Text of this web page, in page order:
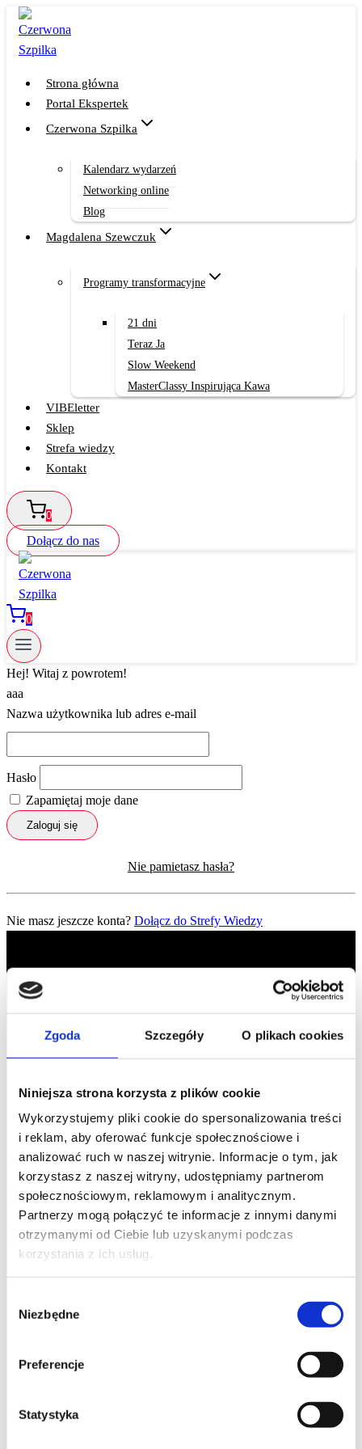
Zgoda Szczegóły O plikach cookies
Niniejsza strona korzysta z plików cookie
Wykorzystujemy pliki cookie do spersonalizowania treści
i reklam, aby oferować funkcje społecznościowe i
analizować ruch w naszej witrynie. Informacje o tym, jak
korzystasz z naszej witryny, udostępniamy partnerom
społecznościowym, reklamowym i analitycznym.
Partnerzy mogą połączyć te informacje z innymi danymi
otrzymanymi od Ciebie lub uzyskanymi podczas
korzystania z ich usług.
zgody
Niezbędne
Preferencje
Statystyka
Przejdź
treści
Strona główna
Portal Ekspertek
Czerwona Szpilka
Kalendarz wydarzeń
Networking online
Blog
Magdalena Szewczuk
Programy transformacyjne
21 dni
Teraz Ja
Slow Weekend
MasterClassy Inspirująca Kawa
VIBEletter
Sklep
Strefa wiedzy
Kontakt
0
Dołącz do nas
0
Hej! Witaj z powrotem!
aaa
Nazwa użytkownika lub adres e-mail
Hasło
Zapamiętaj moje dane
Zaloguj się
Nie pamietasz hasła?
Nie masz jeszcze konta? Dołącz do Strefy Wiedzy
Szpilka
Profil tiktok Czerwona Szpilka
Profil youtube Czerwona
Szpilka
Kontakt
kontakt@czerwonaszpilka.pl